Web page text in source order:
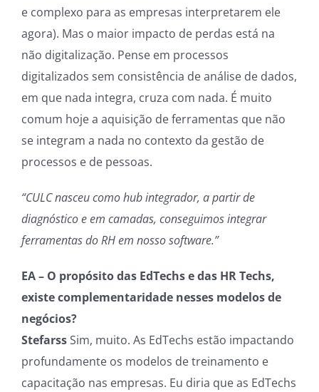
e complexo para as empresas interpretarem ele
agora). Mas o maior impacto de perdas está na
não digitalização. Pense em processos
digitalizados sem consistência de análise de dados,
em que nada integra, cruza com nada. É muito
comum hoje a aquisição de ferramentas que não
se integram a nada no contexto da gestão de
processos e de pessoas.
“CULC nasceu como hub integrador, a partir de
diagnóstico e em camadas, conseguimos integrar
ferramentas do RH em nosso software.”
EA – O propósito das EdTechs e das HR Techs,
existe complementaridade nesses modelos de
negócios?
StefarssSim, muito. As EdTechs estão impactando
profundamente os modelos de treinamento e
capacitação nas empresas. Eu diria que as EdTechs